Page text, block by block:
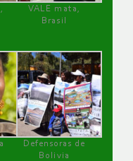
VALE mata,
Brasil
Defensoras de
Bolivia